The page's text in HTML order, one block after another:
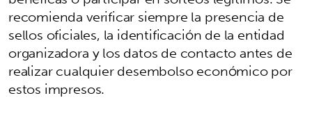
recomienda verificar siempre la presencia de
sellos oficiales, la identificación de la entidad
organizadora y los datos de contacto antes de
realizar cualquier desembolso económico por
estos impresos.